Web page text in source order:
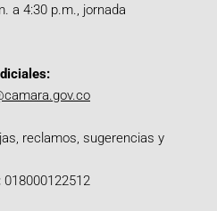
a 4:30 p.m., jornada
reclamos, sugerencias y
018000122512